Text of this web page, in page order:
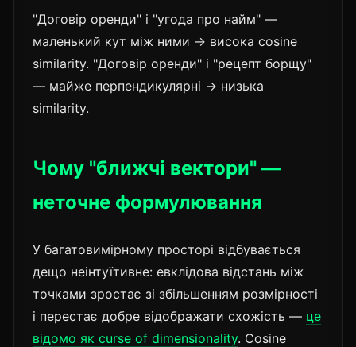
"Договір оренди" і "угода про найм" —
маленький кут між ними → висока cosine
similarity. "Договір оренди" і "рецепт борщу"
— майже перпендикулярні → низька
similarity.
Чому "ближчі вектори" —
неточне формулювання
У багатовимірному просторі відбувається
дещо неінтуїтивне: евклідова відстань між
точками зростає зі збільшенням розмірності
і перестає добре відображати схожість — це
відомо як curse of dimensionality. Cosine